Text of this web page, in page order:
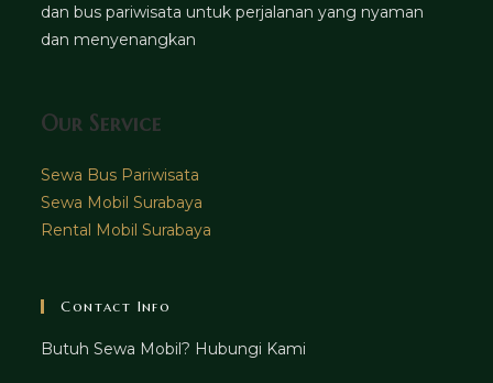
dan bus pariwisata untuk perjalanan yang nyaman
dan menyenangkan
Our Service
Sewa Bus Pariwisata
Sewa Mobil Surabaya
Rental Mobil Surabaya
Contact Info
Butuh Sewa Mobil? Hubungi Kami